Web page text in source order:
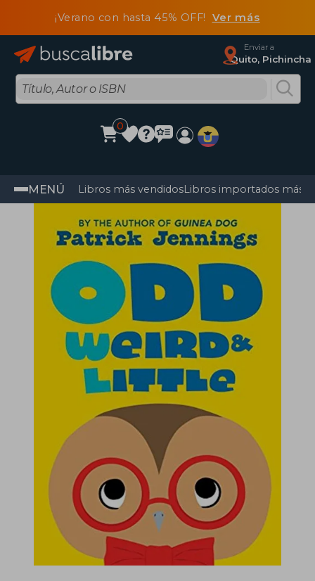
¡Verano con hasta 45% OFF! Ver más
Enviar a
Quito, Pichincha
0
MENÚ Libros más vendidosLibros importados más